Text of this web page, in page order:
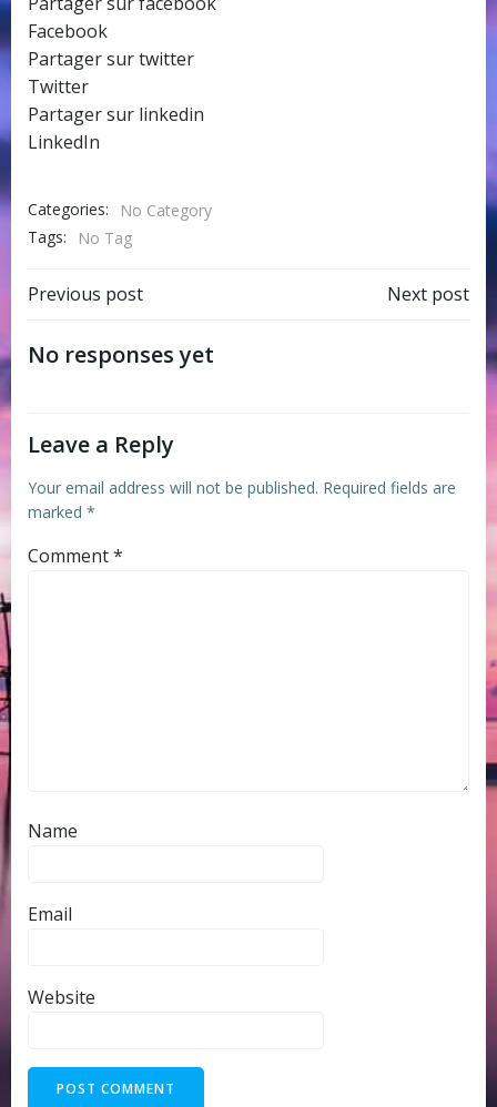
Facebook
Partager sur twitter
Twitter
Partager sur linkedin
LinkedIn
Categories:
No Category
Tags:
No Tag
Post
navigation
Previous post Next post
No responses yet
Leave a Reply
Your email address will not be published. Required fields are
marked *
Comment*
Name
Email
Website